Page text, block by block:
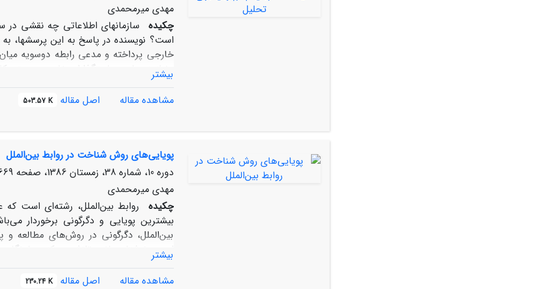
مهدی میرمحمدی
چکیده
سازمان‏های اطلاعاتی چه نقشی
است؟ نویسنده در پاسخ به این پرسش‏ها،
خارجی پرداخته و مدعی رابطه دوسویه
ونیازمندی‏های سیاست‏گذاران خارجی، دستور
اطلاعاتی با محصولات شناختی خود، در
تأثیر می‏گذارند.
بیشتر
مشاهده مقاله
اصل مقاله 503.57 K
پویایی‌های روش ‏شناخت در روابط بین‌الملل
دوره 10، شماره 38، زمستان 1386، صفحه
696
مهدی میرمحمدی
چکیده
روابط ‌بین‌الملل، رشته‌ای است
بیشترین پویایی و دگرگونی برخوردار
‌بین‌الملل، دگرگونی در روش‌های مطالعه
است. نوشتار حاضر تلاش می‌کند، با
پرداخته و مشکلات و کاستی‌های آن را
علوم دقیقه، بر آن است که روش‌شناسی علوم
بیشتر
مشاهده مقاله
اصل مقاله 230.24 K